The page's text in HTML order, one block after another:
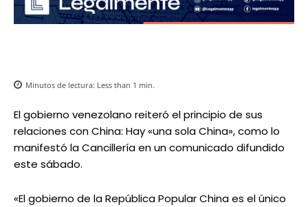
Minutos de lectura: Less than 1 min.
El gobierno venezolano reiteró el principio de sus
relaciones con China: Hay «una sola China», como lo
manifestó la Cancillería en un comunicado difundido
este sábado.
«El gobierno de la República Popular China es el único